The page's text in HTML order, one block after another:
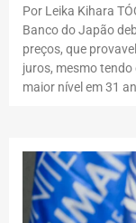
Por Leika Kihara
Banco do Japão
preços, que
juros, mesmo
maior nível em 31